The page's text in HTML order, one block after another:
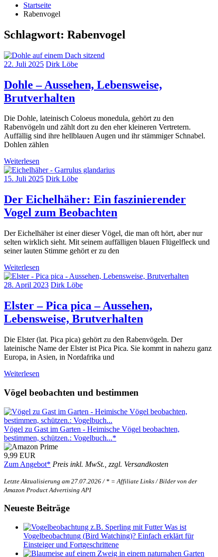
Startseite
Rabenvogel
Schlagwort: Rabenvogel
22. Juli 2025 Dirk Löbe
Dohle – Aussehen, Lebensweise,
Brutverhalten
Die Dohle, lateinisch Coloeus monedula, gehört zu den
Rabenvögeln und zählt dort zu den eher kleineren Vertretern.
Auffällig sind ihre hellblauen Augen und ihr stämmiger Schnabel.
Dohlen zählen
Weiterlesen
15. Juli 2025 Dirk Löbe
Der Eichelhäher: Ein faszinierender
Vogel zum Beobachten
Der Eichelhäher ist einer dieser Vögel, die man oft hört, aber nur
selten wirklich sieht. Mit seinem auffälligen blauen Flügelfleck und
seiner lauten Stimme gehört er zu den
Weiterlesen
28. April 2023 Dirk Löbe
Elster – Pica pica – Aussehen,
Lebensweise, Brutverhalten
Die Elster (lat. Pica pica) gehört zu den Rabenvögeln. Der
lateinische Name der Elster ist Pica Pica. Sie kommt in nahezu ganz
Europa, in Asien, in Nordafrika und
Weiterlesen
Vögel beobachten und bestimmen
Vögel zu Gast im Garten - Heimische Vögel beobachten,
bestimmen, schützen.: Vogelbuch...*
9,99 EUR
Zum Angebot* Preis inkl. MwSt., zzgl. Versandkosten
Letzte Aktualisierung am 27.07.2026 / * = Affiliate Links / Bilder von der
Amazon Product Advertising API
Neueste Beiträge
Was ist
Vogelbeobachtung (Bird Watching)? Einfach erklärt für
Einsteiger und Fortgeschrittene